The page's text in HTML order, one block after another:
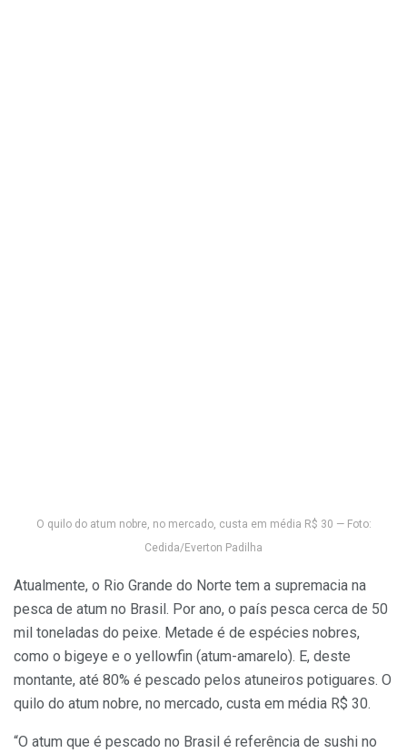
O quilo do atum nobre, no mercado, custa em média R$ 30 — Foto:
Cedida/Everton Padilha
Atualmente, o Rio Grande do Norte tem a supremacia na
pesca de atum no Brasil. Por ano, o país pesca cerca de 50
mil toneladas do peixe. Metade é de espécies nobres,
como o bigeye e o yellowfin (atum-amarelo). E, deste
montante, até 80% é pescado pelos atuneiros potiguares. O
quilo do atum nobre, no mercado, custa em média R$ 30.
“O atum que é pescado no Brasil é referência de sushi no